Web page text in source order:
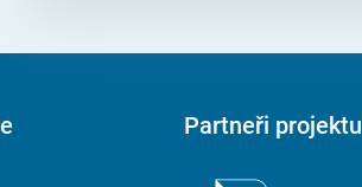
Partneři projektu